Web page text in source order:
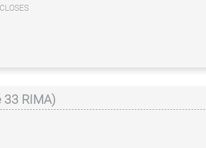
CLOSES
33 RIMA)